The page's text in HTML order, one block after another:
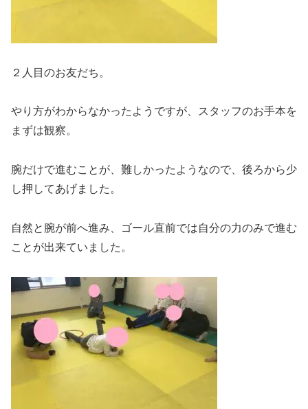
２人目のお友だち。
やり方がわからなかったようですが、スタッフのお手本を
まずは観察。
腕だけで進むことが、難しかったようなので、後ろから少
し押してあげました。
自然と腕が前へ進み、ゴール直前では自分の力のみで進む
ことが出来ていました。